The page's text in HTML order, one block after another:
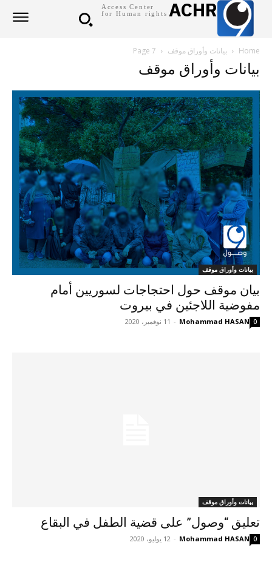
ACHR
Access Center
for Human rights
Home بيانات وأوراق موقف Page 7
بيانات وأوراق موقف
بيانات وأوراق موقف
بيان موقف حول احتجاجات لسوريين أمام
مفوضية اللاجئين في بيروت
Mohammad HASAN
- 11 نوفمبر، 2020 0
بيانات وأوراق موقف
تعليق “وصول” على قضية الطفل في البقاع
Mohammad HASAN
- 12 يوليو، 2020 0